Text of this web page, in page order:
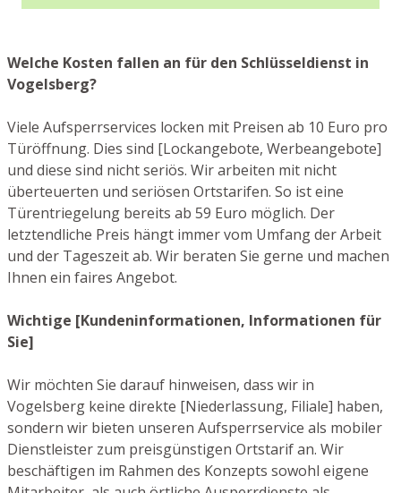
Welche Kosten fallen an für den Schlüsseldienst in
Vogelsberg?
Viele Aufsperrservices locken mit Preisen ab 10 Euro pro
Türöffnung. Dies sind [Lockangebote, Werbeangebote]
und diese sind nicht seriös. Wir arbeiten mit nicht
überteuerten und seriösen Ortstarifen. So ist eine
Türentriegelung bereits ab 59 Euro möglich. Der
letztendliche Preis hängt immer vom Umfang der Arbeit
und der Tageszeit ab. Wir beraten Sie gerne und machen
Ihnen ein faires Angebot.
Wichtige [Kundeninformationen, Informationen für
Sie]
Wir möchten Sie darauf hinweisen, dass wir in
Vogelsberg keine direkte [Niederlassung, Filiale] haben,
sondern wir bieten unseren Aufsperrservice als mobiler
Dienstleister zum preisgünstigen Ortstarif an. Wir
beschäftigen im Rahmen des Konzepts sowohl eigene